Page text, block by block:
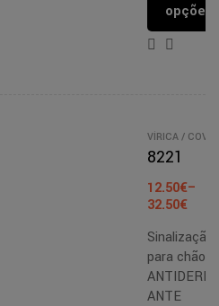
opções
VÍRICA /
/SINALIZAÇÃO
FITAS
ES
8221
12.50€–
32.50€
Sinalização
para chão
ANTE